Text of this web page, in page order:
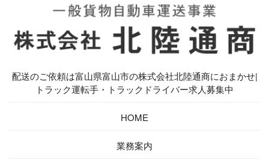
配送のご依頼は富山県富山市の株式会社北陸通商におまかせ|
トラック運転手・トラックドライバー求人募集中
HOME
業務案内